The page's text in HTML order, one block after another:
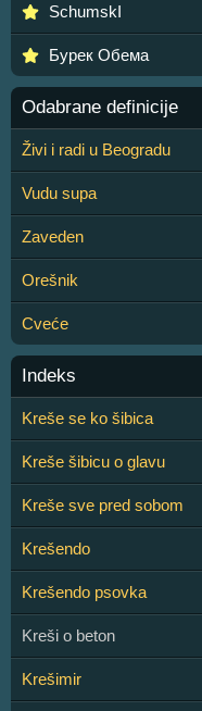
SchumskI
Бурек Обема
Odabrane definicije
Živi i radi u Beogradu
Vudu supa
Zaveden
Orešnik
Cveće
Indeks
Kreše se ko šibica
Kreše šibicu o glavu
Kreše sve pred sobom
Krešendo
Krešendo psovka
Kreši o beton
Krešimir